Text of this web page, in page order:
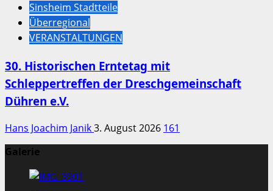
Sinsheim Stadtteile
Überregional
VERANSTALTUNGEN
30. Historischen Erntetag mit
Schleppertreffen der Dreschgemeinschaft
Dühren e.V.
Hans Joachim Janik3. August 2026 161
Galerie